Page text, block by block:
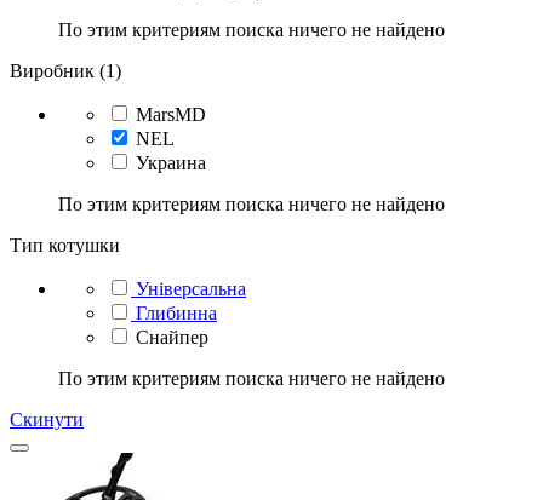
По этим критериям поиска ничего не найдено
Виробник (1)
MarsMD
NEL
Украина
По этим критериям поиска ничего не найдено
Тип котушки
Універсальна
Глибинна
Снайпер
По этим критериям поиска ничего не найдено
Скинути